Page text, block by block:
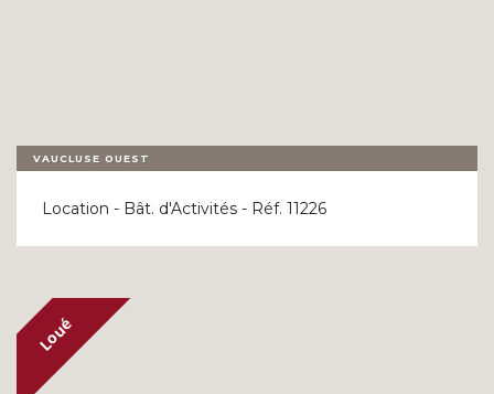
VAUCLUSE OUEST
Location - Bât. d'Activités - Réf. 11226